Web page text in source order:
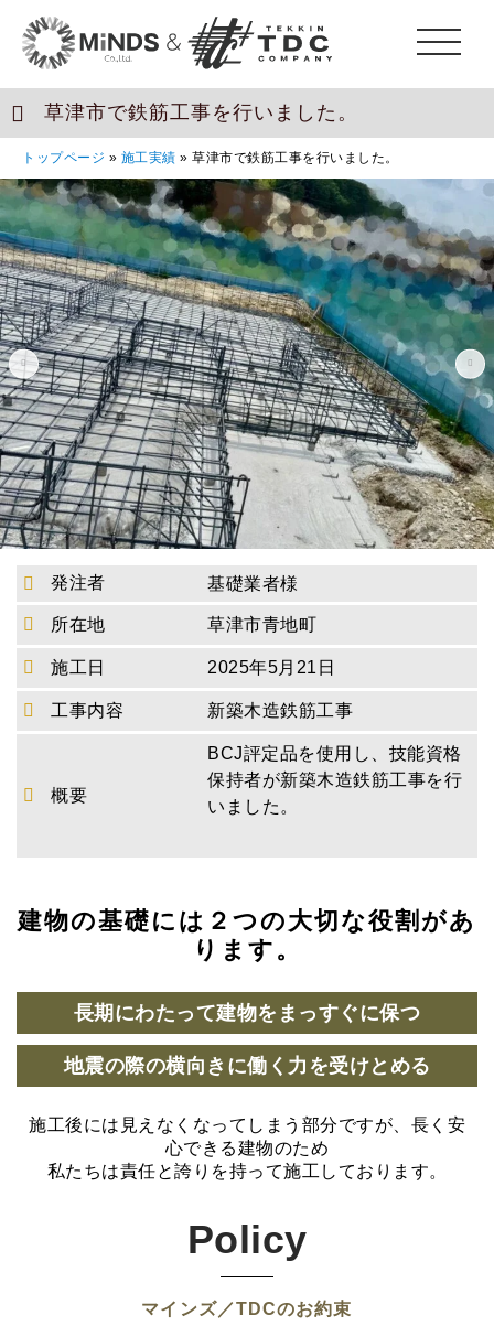
草津市で鉄筋工事を行いました。
トップページ » 施工実績 » 草津市で鉄筋工事を行いました。
発注者 基礎業者様
所在地 草津市青地町
施工日 2025年5月21日
工事内容 新築木造鉄筋工事
概要
BCJ評定品を使用し、技能資格
保持者が新築木造鉄筋工事を行
いました。
建物の基礎には２つの大切な役割があ
ります。
長期にわたって建物をまっすぐに保つ
地震の際の横向きに働く力を受けとめる
施工後には見えなくなってしまう部分ですが、長く安
心できる建物のため
私たちは責任と誇りを持って施工しております。
Policy
マインズ／TDCのお約束